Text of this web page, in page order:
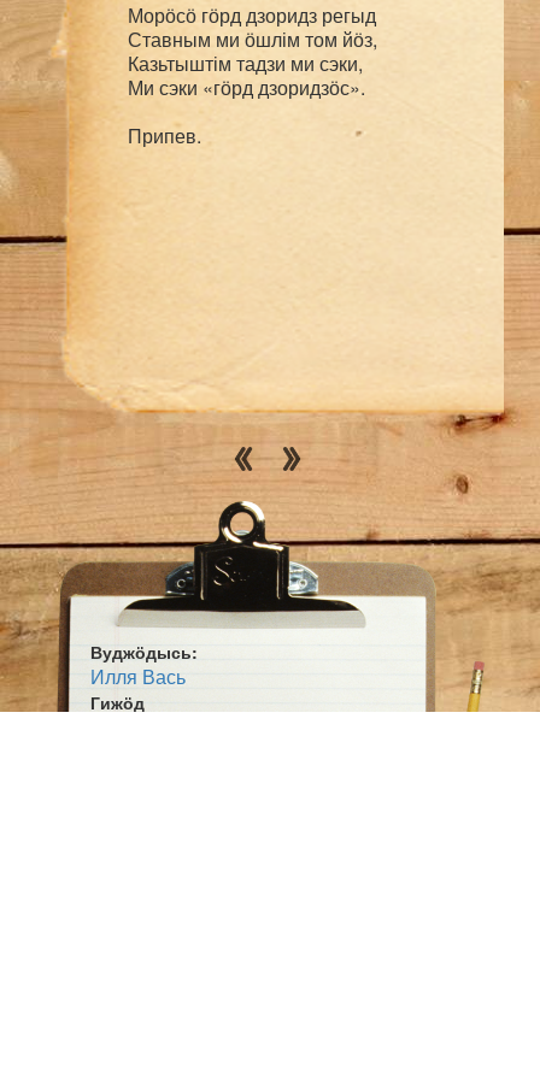
Морӧсӧ гӧрд дзоридз регыд
Ставным ми ӧшлім том йӧз,
Казьтыштім тадзи ми сэки,
Ми сэки «гӧрд дзоридзӧс».
Вуджӧдысь:
Илля Вась
Гижӧд